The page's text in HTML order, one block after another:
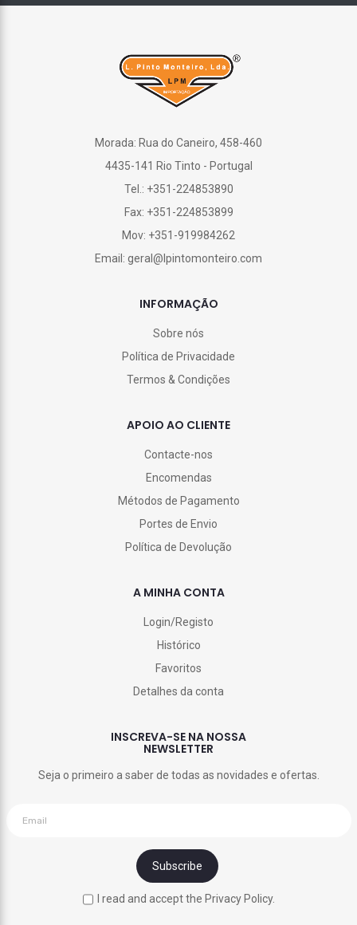
Morada: Rua do Caneiro, 458-460
4435-141 Rio Tinto - Portugal
Tel.: +351-224853890
Fax: +351-224853899
Mov: +351-919984262
Email: geral@lpintomonteiro.com
INFORMAÇÃO
Sobre nós
Política de Privacidade
Termos & Condições
APOIO AO CLIENTE
Contacte-nos
Encomendas
Métodos de Pagamento
Portes de Envio
Política de Devolução
A MINHA CONTA
Login/Registo
Histórico
Favoritos
Detalhes da conta
INSCREVA-SE NA NOSSA
NEWSLETTER
Seja o primeiro a saber de todas as novidades e ofertas.
I read and accept the Privacy Policy.